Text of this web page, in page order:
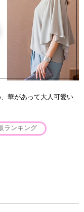
華があって大人可愛い
ランキング